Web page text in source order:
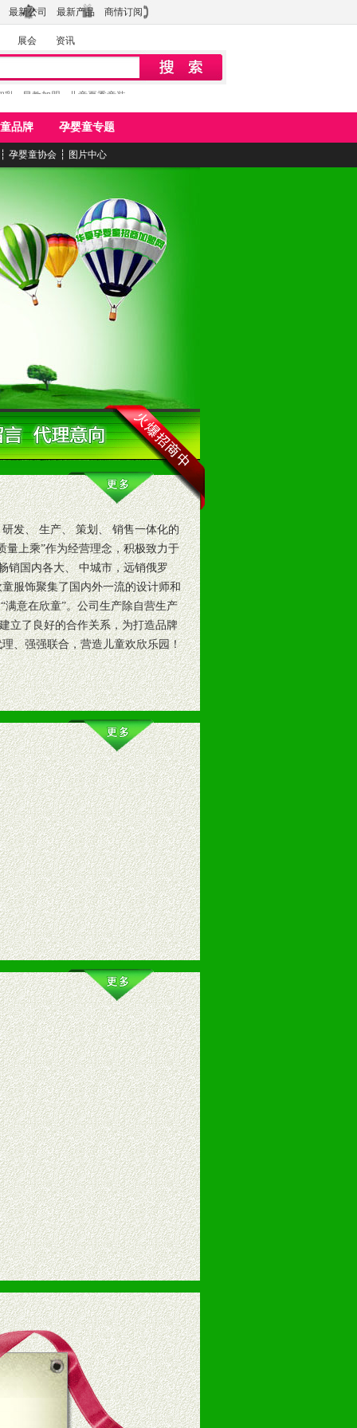
最新公司 最新产品 商情订阅
展会 资讯
乳 早教加盟 儿童夏季童装
品牌 孕婴童专题
┆ 孕婴童协会 ┆ 图片中心
发、 生产、 策划、 销售一体化的
量上乘”作为经营理念，积极致力于
销国内各大、 中城市，远销俄罗
服饰聚集了国内外一流的设计师和
满意在欣童”。公司生产除自营生产
立了良好的合作关系，为打造品牌
、强强联合，营造儿童欢欣乐园！